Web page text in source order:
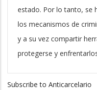
estado. Por lo tanto, se
los mecanismos de
y a su vez compartir
protegerse y
Subscribe to Anticarcelario